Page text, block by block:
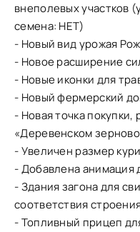
внеполевых участков
семена: НЕТ)
- Новый вид урожая
- Новое расширение
- Новые иконки для
- Новый фермерский
- Новая точка
«Деревенском
- Увеличен размер
- Добавлена ​​анимация
- Здания загона для
соответствия
- Топливный прицеп